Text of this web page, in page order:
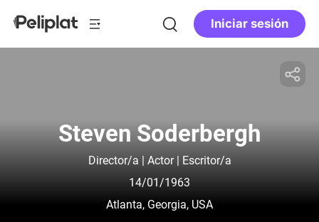
Iniciar sesión
Steven Soderbergh
Director/a | Actor | Escritor/a
14/01/1963
Atlanta, Georgia, USA